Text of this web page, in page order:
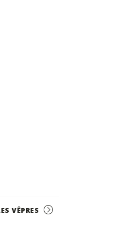
VÊPRES